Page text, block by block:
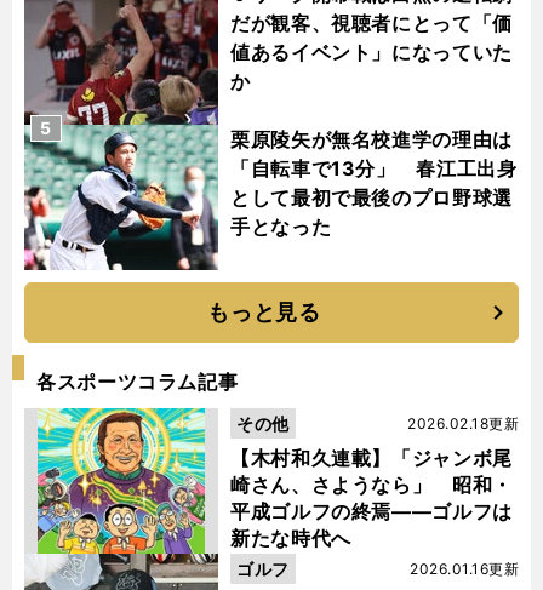
だが観客、視聴者にとって「価
値あるイベント」になっていた
か
栗原陵矢が無名校進学の理由は
「自転車で13分」 春江工出身
として最初で最後のプロ野球選
手となった
5
もっと見る
各スポーツコラム記事
【木村和久連載】「ジャンボ尾
崎さん、さようなら」 昭和・
平成ゴルフの終焉――ゴルフは
新たな時代へ
2026.02.18更新
その他
2026.01.16更新
ゴルフ